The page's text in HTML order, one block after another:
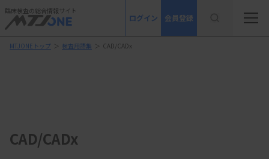
臨床検査の総合情報サイト
ログイン 会員登録
MTJONEトップ ＞ 検査用語集 ＞ CAD/CADx
CAD/CADx